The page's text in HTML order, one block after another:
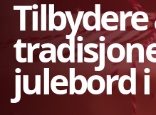
Tilbydere
julebord